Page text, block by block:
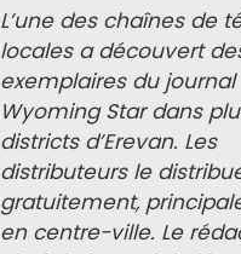
L’une des chaînes de
locales a découvert
exemplaires du journal
Wyoming Star dans
districts d’Erevan. Les
distributeurs le
gratuitement,
en centre-ville. Le